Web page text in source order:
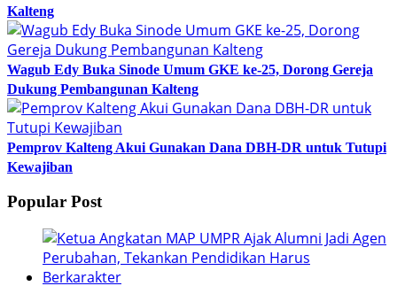
Kalteng
Wagub Edy Buka Sinode Umum GKE ke-25, Dorong Gereja
Dukung Pembangunan Kalteng
Pemprov Kalteng Akui Gunakan Dana DBH-DR untuk Tutupi
Kewajiban
Popular Post